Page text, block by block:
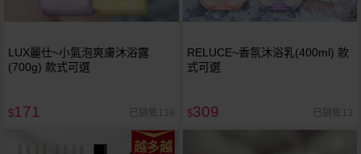
LUX麗仕~小氣泡爽膚沐浴露
(700g) 款式可選
$171 已銷售139
RELUCE~香氛沐浴乳(400ml) 款
式可選
$309 已銷售13
越多越